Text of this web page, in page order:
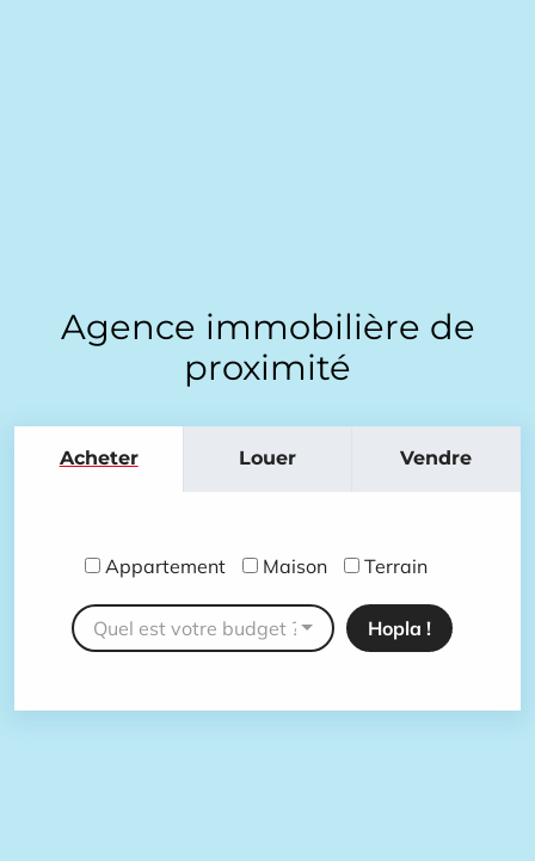
Agence immobilière de
proximité
Acheter Louer Vendre
Appartement Maison Terrain
Quel est votre budget ?